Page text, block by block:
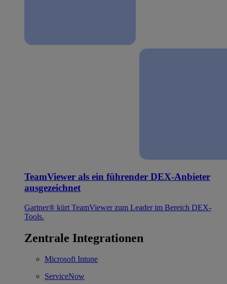
TeamViewer als ein führender DEX-Anbieter
ausgezeichnet
Gartner® kürt TeamViewer zum Leader im Bereich DEX-
Tools.
Zentrale Integrationen
Microsoft Intune
ServiceNow